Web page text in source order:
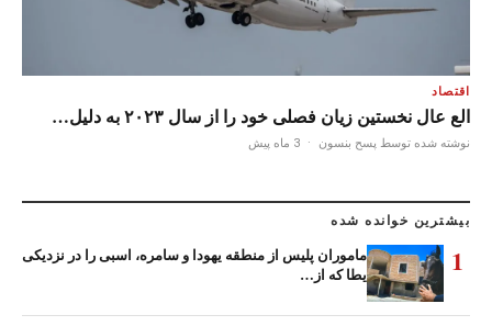
اقتصاد
الع عال نخستین زیان فصلی خود را از سال ۲۰۲۳ به دلیل…
نوشته شده توسط پسح بنسون · 3 ماه پیش
بیشترین خوانده شده
1
ماموران پلیس از منطقه یهودا و سامره، اسبی را در نزدیکی
یطا که از…